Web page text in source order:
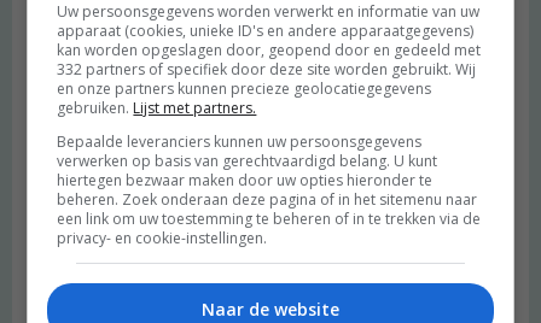
Uw persoonsgegevens worden verwerkt en informatie van uw
apparaat (cookies, unieke ID's en andere apparaatgegevens)
kan worden opgeslagen door, geopend door en gedeeld met
332 partners of specifiek door deze site worden gebruikt. Wij
en onze partners kunnen precieze geolocatiegegevens
gebruiken. Lijst met partners.
Bepaalde leveranciers kunnen uw persoonsgegevens
verwerken op basis van gerechtvaardigd belang. U kunt
hiertegen bezwaar maken door uw opties hieronder te
beheren. Zoek onderaan deze pagina of in het sitemenu naar
een link om uw toestemming te beheren of in te trekken via de
privacy- en cookie-instellingen.
Naar de website